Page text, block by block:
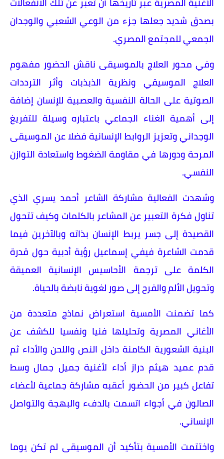
بصدق شديد جعلها جزء من الوعي الشعبي والوجدان
الجمعي للمجتمع المصري.
وفي محور العلاج بالموسيقى ناقش الحضور مفهوم
العلاج الموسيقي ونظرية الذبذبات وأثر الترددات
الصوتية على الحالة النفسية والعصبية للإنسان إضافة
إلى أهمية الغناء الجماعي باعتباره وسيلة للتفريغ
الوجداني وتعزيز الروابط الإنسانية فضلا عن الموسيقى
المرحة ودورها في مقاومة الضغوط واستعادة التوازن
النفسي.
وشهدت الفعالية مشاركة الشاعر أحمد يسري الذي
تناول فكرة التعبير عن المشاعر بالكلمات وكيف تتحول
القصيدة إلى جسر يربط الإنسان بذاته وبالآخرين فيما
قدمت الشاعرة فيفي إسماعيل رؤية أدبية حول قدرة
الكلمة على ترجمة الأحاسيس الإنسانية العميقة
وتحويل الألم والفرح إلى صور لغوية نابضة بالحياة.
كما تضمنت الأمسية استعراض نماذج متعددة من
الأغاني المصرية وتحليلها فنيا ونفسيا للكشف عن
البنية الشعورية الكامنة داخل النص واللحن والأداء ثم
قدم عميد هيثم دراز أداء لأغنية جميل جمال وسط
تفاعل كبير من الحضور أعقبه مشاركة جماعية لأعضاء
الصالون في أجواء اتسمت بالدفء والبهجة والتواصل
الإنساني.
واختتمت الأمسية بتأكيد أن الموسيقى لم تكن يوما